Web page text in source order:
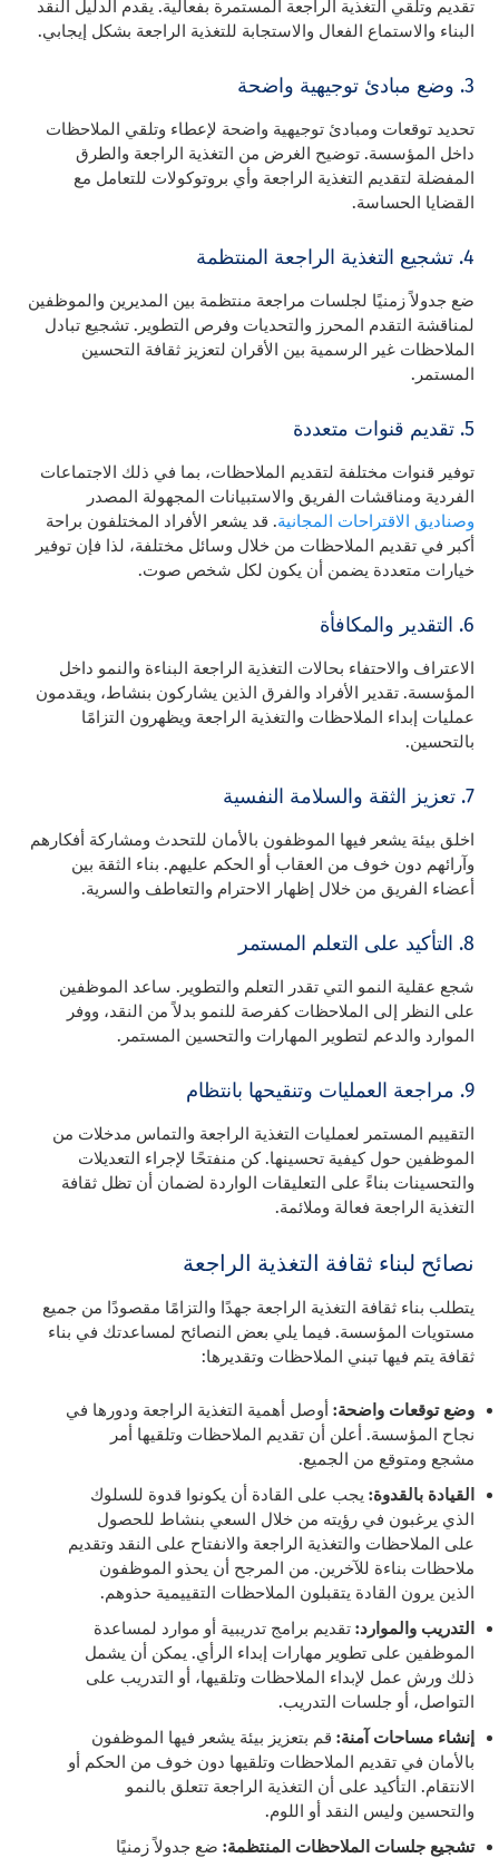
تقديم وتلقي التغذية الراجعة المستمرة بفعالية. يقدم الدليل النقد
البناء والاستماع الفعال والاستجابة للتغذية الراجعة بشكل إيجابي.
3. وضع مبادئ توجيهية واضحة
تحديد توقعات ومبادئ توجيهية واضحة لإعطاء وتلقي الملاحظات
داخل المؤسسة. توضيح الغرض من التغذية الراجعة والطرق
المفضلة لتقديم التغذية الراجعة وأي بروتوكولات للتعامل مع
القضايا الحساسة.
4. تشجيع التغذية الراجعة المنتظمة
ضع جدولاً زمنيًا لجلسات مراجعة منتظمة بين المديرين والموظفين
لمناقشة التقدم المحرز والتحديات وفرص التطوير. تشجيع تبادل
الملاحظات غير الرسمية بين الأقران لتعزيز ثقافة التحسين
المستمر.
5. تقديم قنوات متعددة
توفير قنوات مختلفة لتقديم الملاحظات، بما في ذلك الاجتماعات
الفردية ومناقشات الفريق والاستبيانات المجهولة المصدر
وصناديق الاقتراحات المجانية. قد يشعر الأفراد المختلفون براحة
أكبر في تقديم الملاحظات من خلال وسائل مختلفة، لذا فإن توفير
خيارات متعددة يضمن أن يكون لكل شخص صوت.
6. التقدير والمكافأة
الاعتراف والاحتفاء بحالات التغذية الراجعة البناءة والنمو داخل
المؤسسة. تقدير الأفراد والفرق الذين يشاركون بنشاط، ويقدمون
عمليات إبداء الملاحظات والتغذية الراجعة ويظهرون التزامًا
بالتحسين.
7. تعزيز الثقة والسلامة النفسية
اخلق بيئة يشعر فيها الموظفون بالأمان للتحدث ومشاركة أفكارهم
وآرائهم دون خوف من العقاب أو الحكم عليهم. بناء الثقة بين
أعضاء الفريق من خلال إظهار الاحترام والتعاطف والسرية.
8. التأكيد على التعلم المستمر
شجع عقلية النمو التي تقدر التعلم والتطوير. ساعد الموظفين
على النظر إلى الملاحظات كفرصة للنمو بدلاً من النقد، ووفر
الموارد والدعم لتطوير المهارات والتحسين المستمر.
9. مراجعة العمليات وتنقيحها بانتظام
التقييم المستمر لعمليات التغذية الراجعة والتماس مدخلات من
الموظفين حول كيفية تحسينها. كن منفتحًا لإجراء التعديلات
والتحسينات بناءً على التعليقات الواردة لضمان أن تظل ثقافة
التغذية الراجعة فعالة وملائمة.
نصائح لبناء ثقافة التغذية الراجعة
يتطلب بناء ثقافة التغذية الراجعة جهدًا والتزامًا مقصودًا من جميع
مستويات المؤسسة. فيما يلي بعض النصائح لمساعدتك في بناء
ثقافة يتم فيها تبني الملاحظات وتقديرها:
وضع توقعات واضحة: أوصل أهمية التغذية الراجعة ودورها في
نجاح المؤسسة. أعلن أن تقديم الملاحظات وتلقيها أمر
مشجع ومتوقع من الجميع.
القيادة بالقدوة: يجب على القادة أن يكونوا قدوة للسلوك
الذي يرغبون في رؤيته من خلال السعي بنشاط للحصول
على الملاحظات والتغذية الراجعة والانفتاح على النقد وتقديم
ملاحظات بناءة للآخرين. من المرجح أن يحذو الموظفون
الذين يرون القادة يتقبلون الملاحظات التقييمية حذوهم.
التدريب والموارد: تقديم برامج تدريبية أو موارد لمساعدة
الموظفين على تطوير مهارات إبداء الرأي. يمكن أن يشمل
ذلك ورش عمل لإبداء الملاحظات وتلقيها، أو التدريب على
التواصل، أو جلسات التدريب.
إنشاء مساحات آمنة: قم بتعزيز بيئة يشعر فيها الموظفون
بالأمان في تقديم الملاحظات وتلقيها دون خوف من الحكم أو
الانتقام. التأكيد على أن التغذية الراجعة تتعلق بالنمو
والتحسين وليس النقد أو اللوم.
تشجيع جلسات الملاحظات المنتظمة: ضع جدولاً زمنيًا